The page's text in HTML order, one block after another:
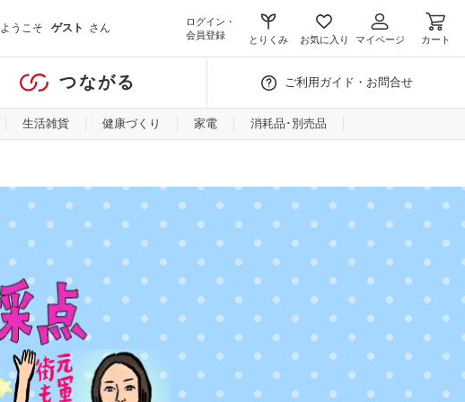
ようこそ ゲスト さん
ログイン・
会員登録
とりくみ お気に入り マイページ カート
つながる ご利用ガイド・お問合せ
生活雑貨 健康づくり 家電 消耗品･別売品